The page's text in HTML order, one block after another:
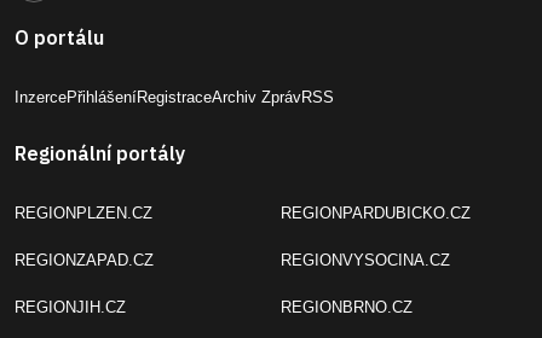
O portálu
InzercePřihlášeníRegistraceArchiv ZprávRSS
Regionální portály
REGIONPLZEN.CZ
REGIONZAPAD.CZ
REGIONJIH.CZ
REGIONPARDUBICKO.CZ
REGIONVYSOCINA.CZ
REGIONBRNO.CZ